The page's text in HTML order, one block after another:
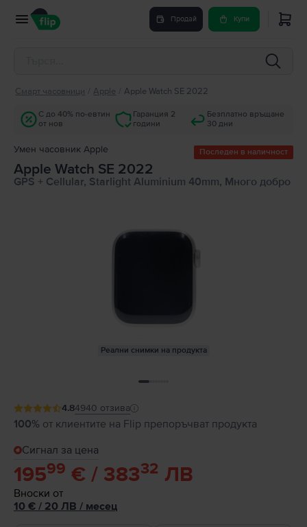
Продай Купи
Смарт часовници Apple Apple Watch SE 2022
С до 40% по-евтин
от нов
Гаранция 2
години
Безплатно връщане
30 дни
Умен часовник Apple Последен в наличност
Apple Watch SE 2022
GPS + Cellular, Starlight Aluminium 40mm, Много добро
Реални снимки на продукта
4.84940 отзива
100% от клиентите на Flip препоръчват продукта
Сигнал за цена
19599 € / 38332 ЛВ
Вноски от
10 € / 20 ЛВ / месец